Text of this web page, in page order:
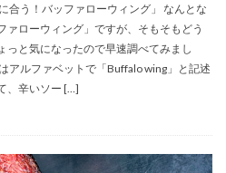
合う！バッファローウィング」 なんとな
ァローウィング」ですが、そもそもどう
っと気になったので早速調べてみまし
アルファベットで「Buffalo wing」と記述
、辛いソー […]